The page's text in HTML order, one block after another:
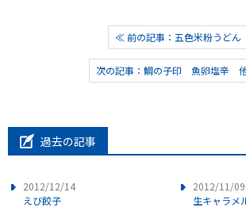
≪ 前の記事：五色米粉うどん
次の記事：鯛の子印 魚卵塩辛
過去の記事
2012/12/14
えび餃子
2012/11/09
生キャラ